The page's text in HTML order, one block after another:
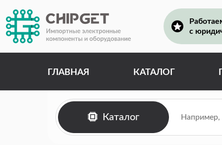
с
ГЛАВНАЯ КАТАЛОГ
Каталог